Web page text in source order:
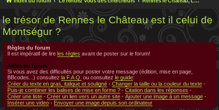
le trésor de Rennes le Château est il celui de
Montségur ?
Règles du forum
Il est impératif de lire les règles avant de poster sur le forum!
Aides du forum
Si vous avez des difficultés pour poster votre message (édition, mise en page,
BBcodes...) consultez la F.A.Q. ou consultez le guide:
Créer du texte en gras, italique et souligné - Changer la taille ou la couleur du texte -
Puis-je combiner les balises de mise en forme ? - Citation dans les réponses -
Créer une liste - Créer un lien vers un autre site - Ajouter une image à un message -
Insérer une video - Envoyer une image depuis son ordinateur